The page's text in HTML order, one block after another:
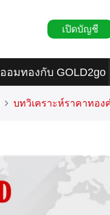
เปิดบัญชี
ออมทองกับ GOLD2go
บทวิเคราะห์ราคาทอง